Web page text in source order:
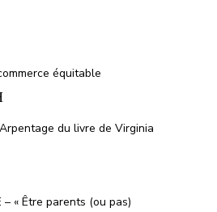
équitable
du livre de Virginia
– « Être parents (ou pas)